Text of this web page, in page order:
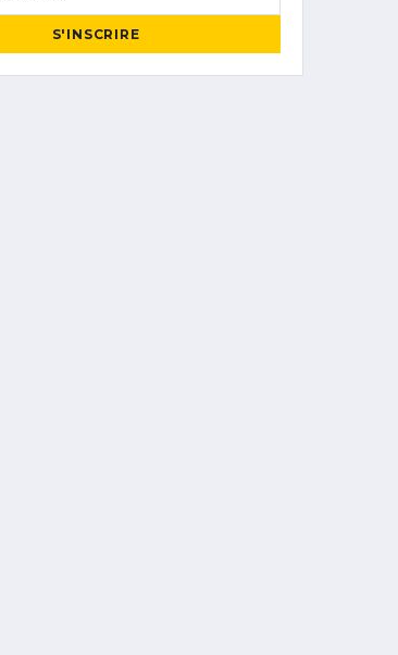
S'INSCRIRE